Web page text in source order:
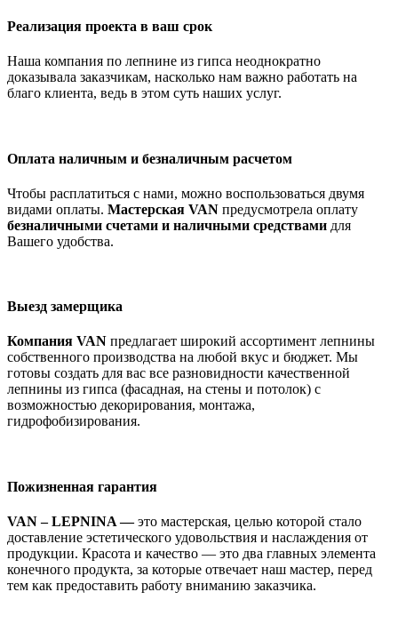
Реализация проекта в ваш срок
Наша компания по лепнине из гипса неоднократно
доказывала заказчикам, насколько нам важно работать на
благо клиента, ведь в этом суть наших услуг.
Оплата наличным и безналичным расчетом
Чтобы расплатиться с нами, можно воспользоваться двумя
видами оплаты. Мастерская VAN предусмотрела оплату
безналичными счетами и наличными средствами для
Вашего удобства.
Выезд замерщика
Компания VAN предлагает широкий ассортимент лепнины
собственного производства на любой вкус и бюджет. Мы
готовы создать для вас все разновидности качественной
лепнины из гипса (фасадная, на стены и потолок) с
возможностью декорирования, монтажа,
гидрофобизирования.
Пожизненная гарантия
VAN – LEPNINA —это мастерская, целью которой стало
доставление эстетического удовольствия и наслаждения от
продукции. Красота и качество — это два главных элемента
конечного продукта, за которые отвечает наш мастер, перед
тем как предоставить работу вниманию заказчика.